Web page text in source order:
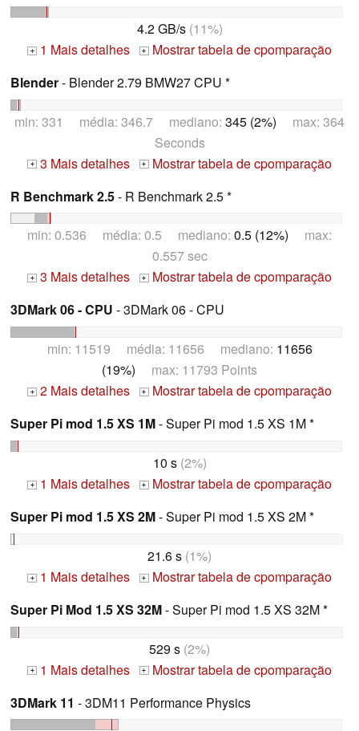
4.2 GB/s(11%)
+ 1 Mais detalhes + Mostrar tabela de cpomparação
Blender- Blender 2.79 BMW27 CPU *
min: 331 média: 346.7 mediano: 345 (2%) max: 364
Seconds
+ 3 Mais detalhes + Mostrar tabela de cpomparação
R Benchmark 2.5- R Benchmark 2.5 *
min: 0.536 média: 0.5 mediano: 0.5 (12%) max:
0.557 sec
+ 3 Mais detalhes + Mostrar tabela de cpomparação
3DMark 06 - CPU - 3DMark 06 - CPU
min: 11519 média: 11656 mediano: 11656
(19%) max: 11793 Points
+ 2 Mais detalhes + Mostrar tabela de cpomparação
Super Pi mod 1.5 XS 1M- Super Pi mod 1.5 XS 1M *
10 s(2%)
+ 1 Mais detalhes + Mostrar tabela de cpomparação
Super Pi mod 1.5 XS 2M- Super Pi mod 1.5 XS 2M *
21.6 s (1%)
+ 1 Mais detalhes + Mostrar tabela de cpomparação
Super Pi Mod 1.5 XS 32M- Super Pi mod 1.5 XS 32M *
529 s (2%)
+ 1 Mais detalhes + Mostrar tabela de cpomparação
3DMark 11 - 3DM11 Performance Physics